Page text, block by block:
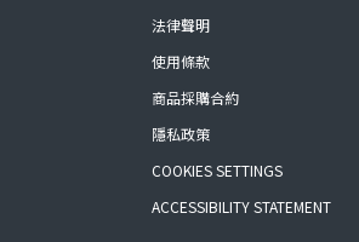
法律聲明
使用條款
商品採購合約
隱私政策
COOKIES SETTINGS
ACCESSIBILITY STATEMENT